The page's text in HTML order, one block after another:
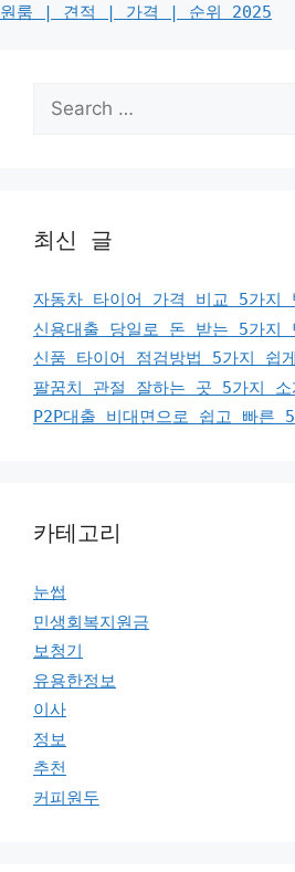
원룸 | 견적 | 가격 | 순위 2025
for:
최신 글
자동차 타이어 가격 비교 5가지
신용대출 당일로 돈 받는 5가지
신품 타이어 점검방법 5가지 쉽
팔꿈치 관절 잘하는 곳 5가지 소
P2P대출 비대면으로 쉽고 빠른
카테고리
눈썹
민생회복지원금
보청기
유용한정보
이사
정보
추천
커피원두